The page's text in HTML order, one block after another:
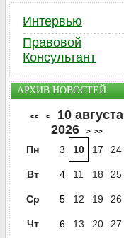
Интервью
Правовой
Консультант
АРХИВ НОВОСТЕЙ
<< <
10 августа
2026
> >>
Пн 3 10 17 24
Вт 4 11 18 25
Ср 5 12 19 26
Чт 6 13 20 27